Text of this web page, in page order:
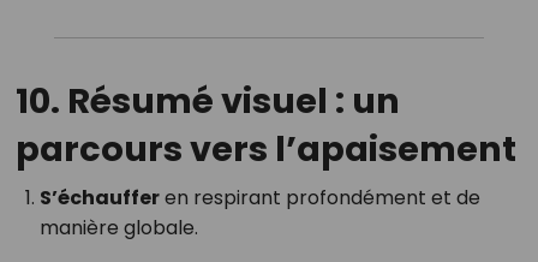
10. Résumé visuel : un
parcours vers l’apaisement
S’échaufferen respirant profondément et de
manière globale.